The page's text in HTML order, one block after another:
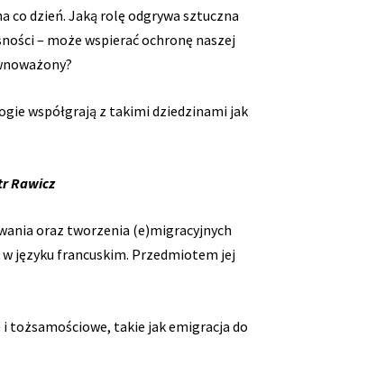
co dzień. Jaką rolę odgrywa sztuczna
– może wspierać ochronę naszej
współgrają z takimi dziedzinami jak
Rawicz
oraz tworzenia (e)migracyjnych
języku francuskim. Przedmiotem jej
tożsamościowe, takie jak emigracja do